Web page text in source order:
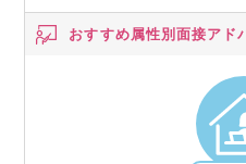
いますが、AIのさらなる進化
を起こせるかもしれない。
方である「バイブネイティブ
おすすめ属性別面接アド